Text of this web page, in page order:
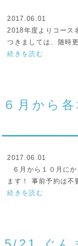
2017.06.01
2018年度よりコース
つきましては、随時
続きを読む
６月から
2017.06.01
６月から１０月に
ます！ 事前予約は不
続きを読む